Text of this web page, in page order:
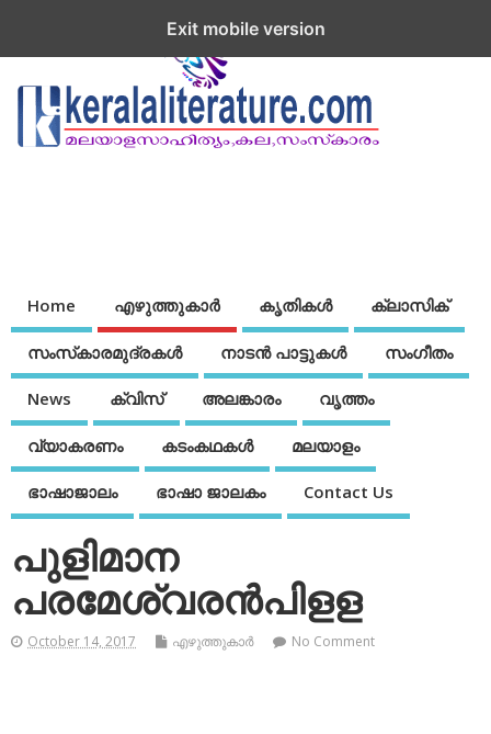
Home എഴുത്തുകാര്‍ കൃതികൾ ക്ലാസിക്
സംസ്‌കാരമുദ്രകള്‍ നാടന്‍ പാട്ടുകള്‍ സംഗീതം
News ക്വിസ് അലങ്കാരം വൃത്തം
വ്യാകരണം കടംകഥകള്‍ മലയാളം
ഭാഷാജാലം ഭാഷാ ജാലകം Contact Us
പുളിമാന
പരമേശ്വരന്‍പിളള
October 14, 2017 എഴുത്തുകാര്‍ No Comment
Exit mobile version